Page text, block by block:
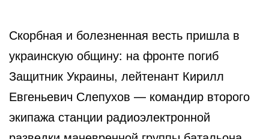
Скорбная и болезненная весть пришла в
украинскую общину: на фронте погиб
Защитник Украины, лейтенант Кирилл
Евгеньевич Слепухов — командир второго
экипажа станции радиоэлектронной